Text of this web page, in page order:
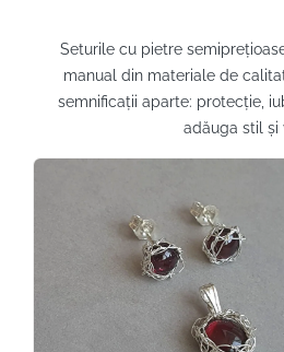
Seturile cu pietre
manual din materiale de
semnificații aparte: protecție,
adăuga stil și